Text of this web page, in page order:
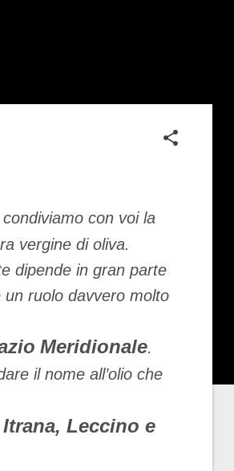
con voi la
vergine di oliva.
dipende in gran parte
un ruolo davvero molto
Meridionale.
il nome all’olio che
Itrana, Leccino e